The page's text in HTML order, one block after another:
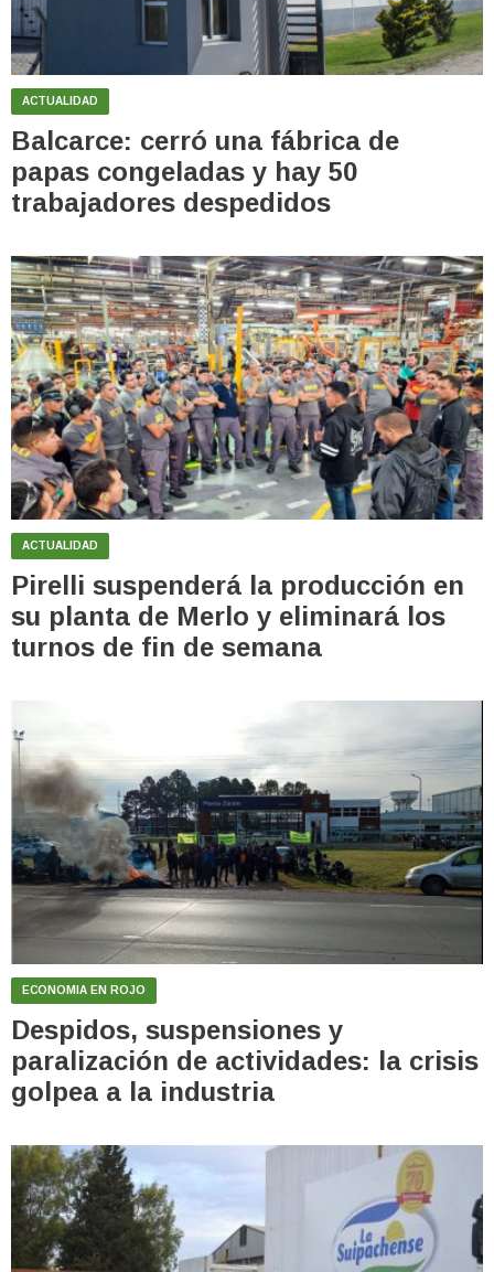
ACTUALIDAD
Balcarce: cerró una fábrica de
papas congeladas y hay 50
trabajadores despedidos
ACTUALIDAD
Pirelli suspenderá la producción en
su planta de Merlo y eliminará los
turnos de fin de semana
ECONOMIA EN ROJO
Despidos, suspensiones y
paralización de actividades: la crisis
golpea a la industria